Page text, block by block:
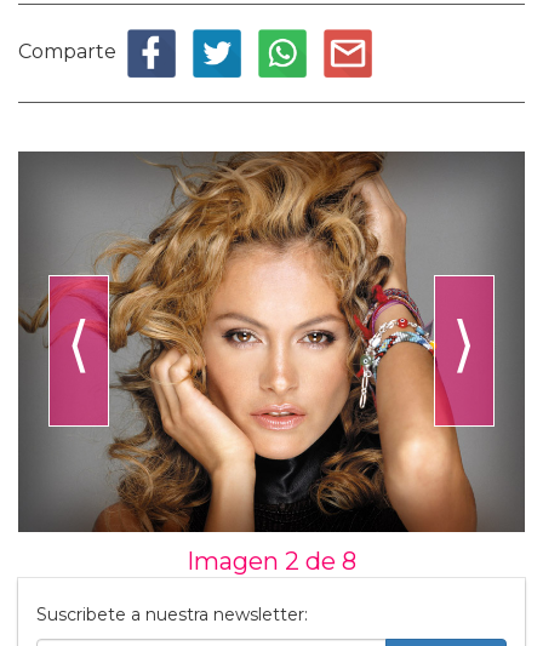
Comparte
⟨ ⟩
Imagen 2 de 8
Suscribete a nuestra newsletter: